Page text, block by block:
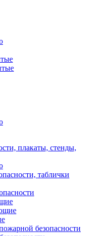
плакаты, стенды,
таблички
безопасности